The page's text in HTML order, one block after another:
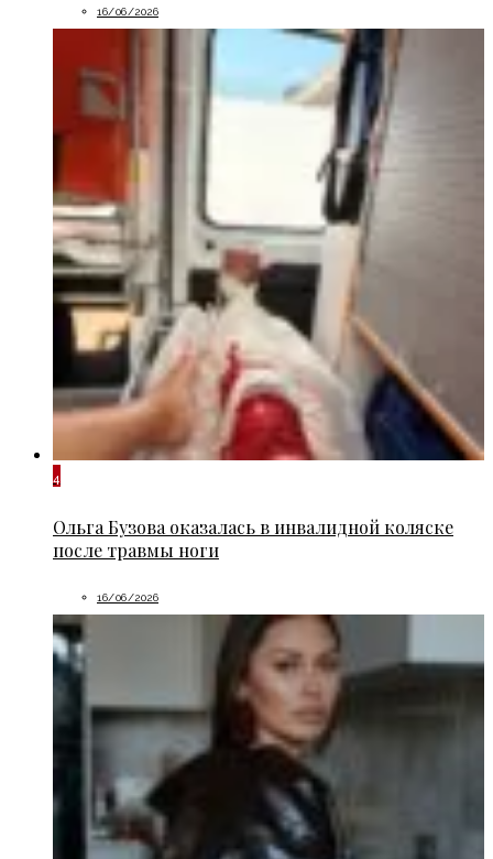
16/06/2026
4
Ольга Бузова оказалась в инвалидной коляске
после травмы ноги
16/06/2026